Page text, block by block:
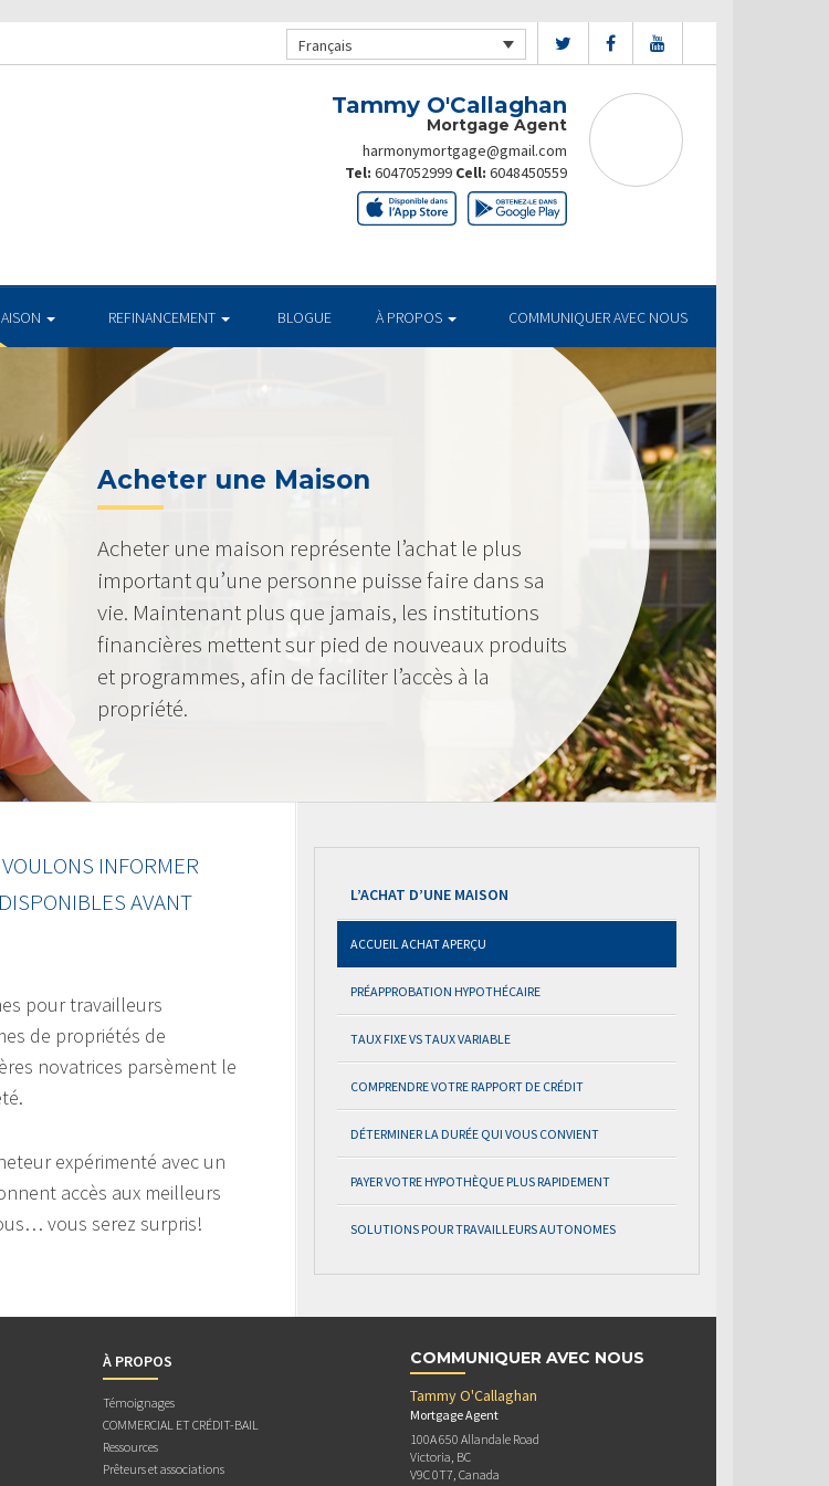
Français
Tammy O'Callaghan
Mortgage Agent
harmonymortgage@gmail.com
Tel: 6047052999 Cell: 6048450559
REFINANCEMENT BLOGUE À PROPOS COMMUNIQUER AVEC NOUS
Acheter une Maison
Acheter une maison représente l’achat le plus
important qu’une personne puisse faire dans sa
vie. Maintenant plus que jamais, les institutions
financières mettent sur pied de nouveaux produits
et programmes, afin de faciliter l’accès à la
propriété.
INFORMER
AVANT
pour travailleurs
de propriétés de
novatrices parsèment le
expérimenté avec un
accès aux meilleurs
vous serez surpris!
L’ACHAT D’UNE MAISON
ACCUEIL ACHAT APERÇU
PRÉAPPROBATION HYPOTHÉCAIRE
TAUX FIXE VS TAUX VARIABLE
COMPRENDRE VOTRE RAPPORT DE CRÉDIT
DÉTERMINER LA DURÉE QUI VOUS CONVIENT
PAYER VOTRE HYPOTHÈQUE PLUS RAPIDEMENT
SOLUTIONS POUR TRAVAILLEURS AUTONOMES
À PROPOS
Témoignages
COMMERCIAL ET CRÉDIT-BAIL
Ressources
Prêteurs et associations
COMMUNIQUER AVEC NOUS
Tammy O'Callaghan
Mortgage Agent
100A 650 Allandale Road
Victoria, BC
V9C 0T7, Canada